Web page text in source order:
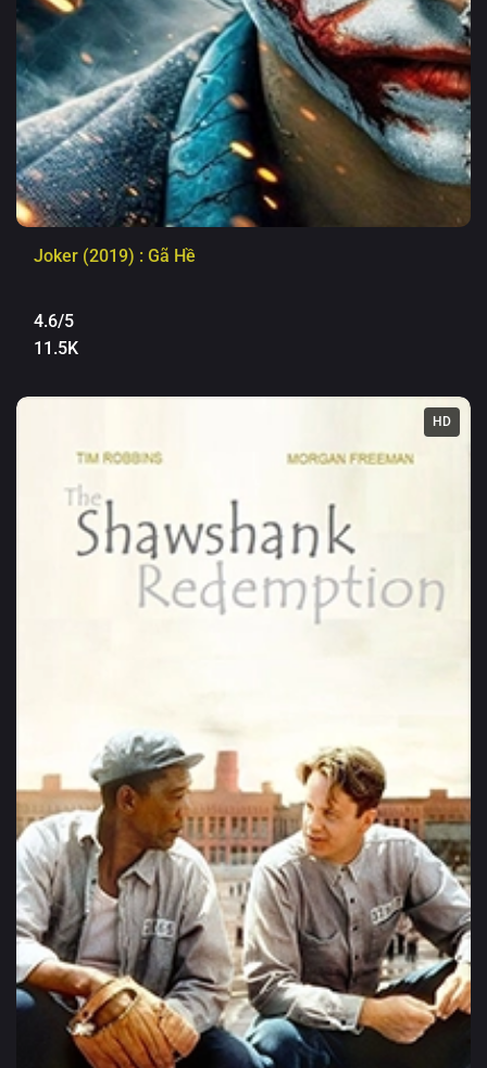
Joker (2019) : Gã Hề
4.6/5
11.5K
HD